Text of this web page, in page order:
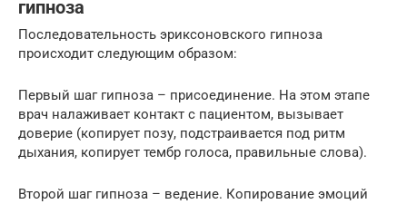
гипноза
Последовательность эриксоновского гипноза
происходит следующим образом:
Первый шаг гипноза – присоединение. На этом этапе
врач налаживает контакт с пациентом, вызывает
доверие (копирует позу, подстраивается под ритм
дыхания, копирует тембр голоса, правильные слова).
Второй шаг гипноза – ведение. Копирование эмоций